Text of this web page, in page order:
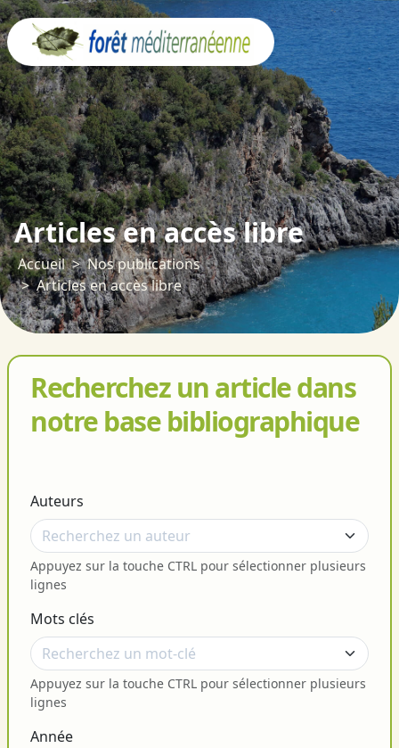
Articles en accès libre
Accueil
Nos publications
Articles en accès libre
Recherchez un article dans
notre base bibliographique
Auteurs
Appuyez sur la touche CTRL pour sélectionner plusieurs
lignes
Mots clés
Appuyez sur la touche CTRL pour sélectionner plusieurs
lignes
Année
Panneau de gestion des cookies